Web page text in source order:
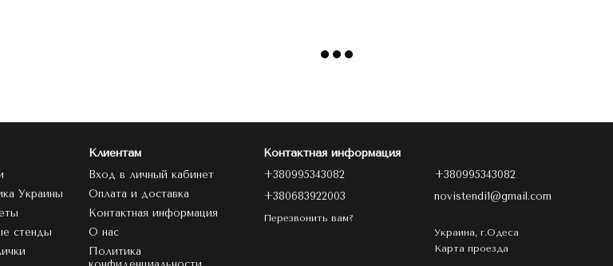
Украины
стенды
Клиентам
Вход в личный кабинет
Оплата и доставка
Контактная информация
О нас
Политика
Контактная информация
+380995343082
+380683922003
Перезвонить вам?
+380995343082
novistendi1@gmail.com
Украина, г.Одеса
Карта проезда